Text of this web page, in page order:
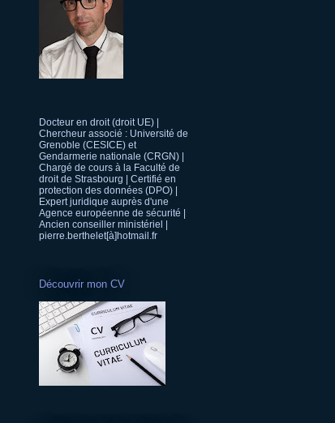
Docteur en droit (droit UE) |
Chercheur associé : Université de
Grenoble (CESICE) et
Gendarmerie nationale (CRGN) |
Chargé de cours à la Faculté de
droit de Strasbourg | Certifié en
protection des données (DPO) |
Expert juridique auprès d'une
Agence européenne de sécurité |
Ancien conseiller ministériel |
pierre.berthelet[à]hotmail.fr
Découvrir mon CV